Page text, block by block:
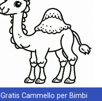
Gratis Cammello per Bimbi